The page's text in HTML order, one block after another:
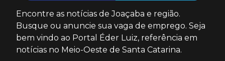
Encontre as notícias de Joaçaba e região.
Busque ou anuncie sua vaga de emprego. Seja
bem vindo ao Portal Éder Luiz, referência em
notícias no Meio-Oeste de Santa Catarina.